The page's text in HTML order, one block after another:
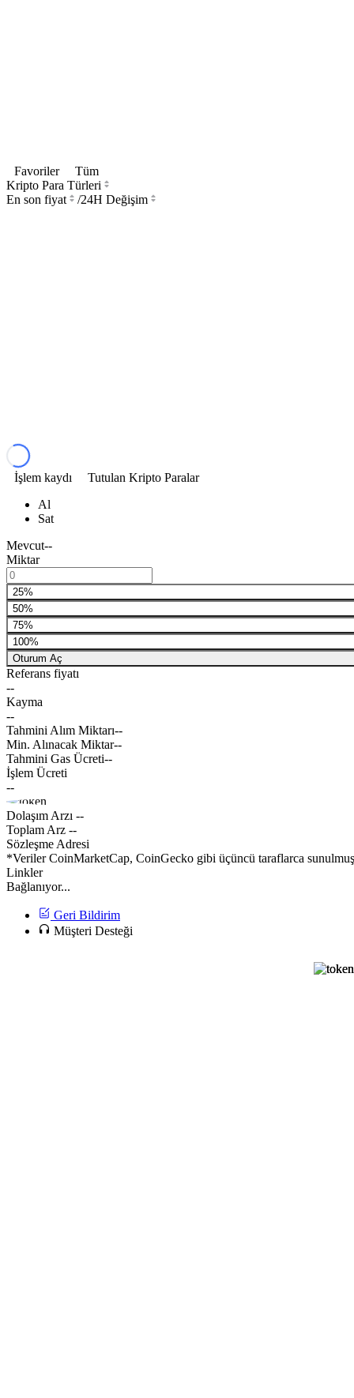
Favoriler
Tüm
Kripto Para Türleri
En son fiyat
/24H Değişim
İşlem kaydı
Tutulan Kripto Paralar
Al
Sat
Mevcut--
Miktar
25%
50%
75%
100%
Oturum Aç
Referans fiyatı
--
Kayma
--
Tahmini Alım Miktarı--
Min. Alınacak Miktar--
Tahmini Gas Ücreti--
İşlem Ücreti
--
Dolaşım Arzı --
Toplam Arz --
Sözleşme Adresi
*Veriler CoinMarketCap, CoinGecko gibi üçüncü taraflarca
Linkler
Bağlanıyor...
Geri Bildirim
Müşteri Desteği